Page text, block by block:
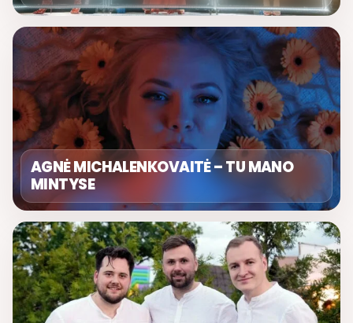
AGNĖ MICHALENKOVAITĖ – TU MANO
MINTYSE